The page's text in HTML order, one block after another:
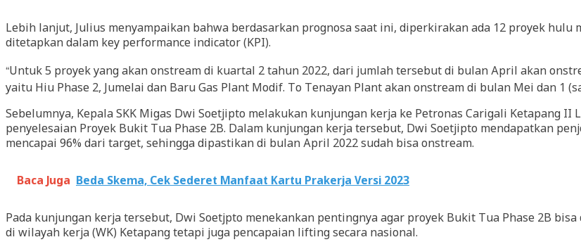
Lebih lanjut, Julius menyampaikan bahwa berdasarkan prognosa saat ini, diperkirakan ada 12 proyek hulu
ditetapkan dalam key performance indicator (KPI).
“Untuk 5 proyek yang akan onstream di kuartal 2 tahun 2022, dari jumlah tersebut di bulan April akan
yaitu Hiu Phase 2, Jumelai dan Baru Gas Plant Modif. To Tenayan Plant akan onstream di bulan Mei dan 1
Sebelumnya, Kepala SKK Migas Dwi Soetjipto melakukan kunjungan kerja ke Petronas Carigali Ketapang
penyelesaian Proyek Bukit Tua Phase 2B. Dalam kunjungan kerja tersebut, Dwi Soetjipto mendapatkan
mencapai 96% dari target, sehingga dipastikan di bulan April 2022 sudah bisa onstream.
Baca Juga Beda Skema, Cek Sederet Manfaat Kartu Prakerja Versi 2023
Pada kunjungan kerja tersebut, Dwi Soetjpto menekankan pentingnya agar proyek Bukit Tua Phase 2B
di wilayah kerja (WK) Ketapang tetapi juga pencapaian lifting secara nasional.